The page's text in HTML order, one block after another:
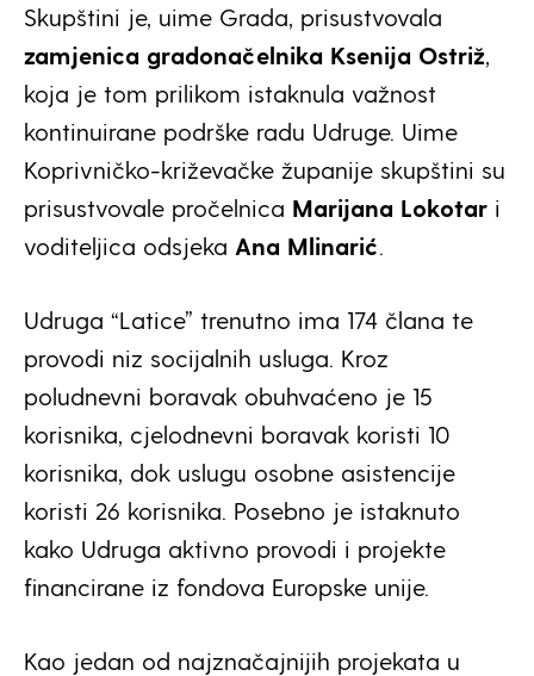
Skupštini je, uime Grada, prisustvovala
zamjenica gradonačelnika Ksenija Ostriž
koja je tom prilikom istaknula važnost
kontinuirane podrške radu Udruge. Uime
Koprivničko-križevačke županije skupštini su
prisustvovale pročelnica Marijana Lokotar i
voditeljica odsjeka Ana Mlinarić
Udruga “Latice” trenutno ima 174 člana te
provodi niz socijalnih usluga. Kroz
poludnevni boravak obuhvaćeno je 15
korisnika, cjelodnevni boravak koristi 10
korisnika, dok uslugu osobne asistencije
koristi 26 korisnika. Posebno je istaknuto
kako Udruga aktivno provodi i projekte
financirane iz fondova Europske unije.
Kao jedan od najznačajnijih projekata u